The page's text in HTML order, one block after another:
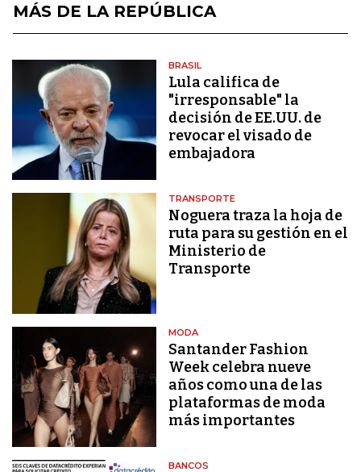
MÁS DE LA REPÚBLICA
BRASIL
Lula califica de
"irresponsable" la
decisión de EE.UU. de
revocar el visado de
embajadora
TRANSPORTE
Noguera traza la hoja de
ruta para su gestión en el
Ministerio de
Transporte
MODA
Santander Fashion
Week celebra nueve
años como una de las
plataformas de moda
más importantes
BANCOS